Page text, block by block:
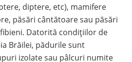
diptere, etc), mamifere
păsări cântătoare sau păsări
Datorită condițiilor de
Brăilei, pădurile sunt
izolate sau pâlcuri numite